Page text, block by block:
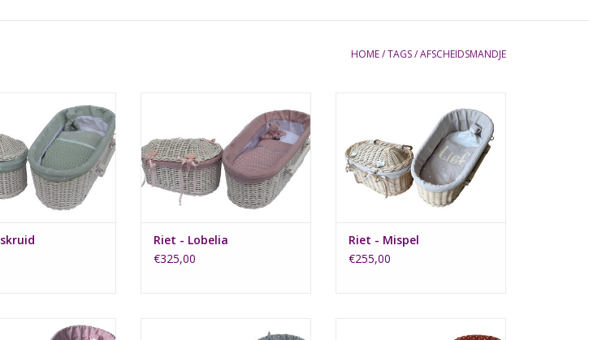
HOME/TAGS/AFSCHEIDSMANDJE
van vintage groene
icm hydrofielstof.
AAN WINKELWAGEN
een vintage roze bekleding van
wafel icm hydrofiel stof.
TOEVOEGEN AAN WINKELWAGEN
Riet - Lobelia
€325,00
bekleding
TOEVOEGEN AAN WINKELWAGEN
Riet - Mispel
€255,00
rieten mandje